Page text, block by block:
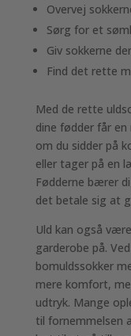
Overvej
Sørg for et
Giv sokkerne
Find det rette
Med de rette
dine fødder får
om du sidder på
eller tager på en
Fødderne bærer
det betale sig at
Uld kan også
garderobe på.
bomuldssokker
mere komfort,
udtryk. Mange
til fornemmelsen